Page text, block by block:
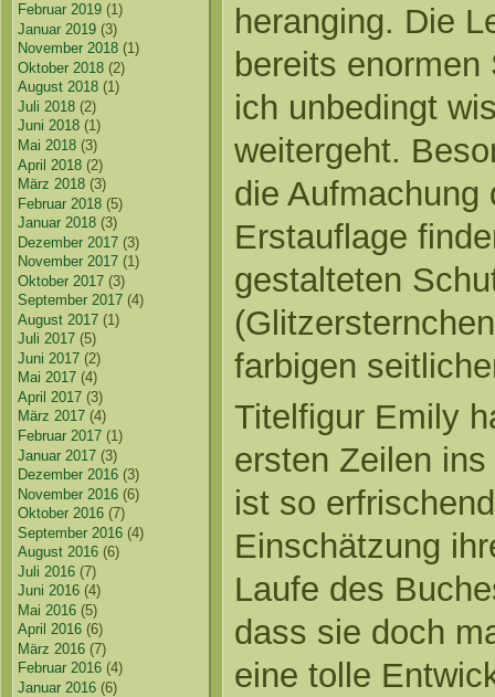
Februar 2019 (1)
Januar 2019 (3)
November 2018 (1)
Oktober 2018 (2)
August 2018 (1)
Juli 2018 (2)
Juni 2018 (1)
Mai 2018 (3)
April 2018 (2)
März 2018 (3)
Februar 2018 (5)
Januar 2018 (3)
Dezember 2017 (3)
November 2017 (1)
Oktober 2017 (3)
September 2017 (4)
August 2017 (1)
Juli 2017 (5)
Juni 2017 (2)
Mai 2017 (4)
April 2017 (3)
März 2017 (4)
Februar 2017 (1)
Januar 2017 (3)
Dezember 2016 (3)
November 2016 (6)
Oktober 2016 (7)
September 2016 (4)
August 2016 (6)
Juli 2016 (7)
Juni 2016 (4)
Mai 2016 (5)
April 2016 (6)
März 2016 (7)
Februar 2016 (4)
Januar 2016 (6)
heranging. Die
bereits
ich unbedingt
weitergeht.
die Aufmachung
Erstauflage
gestalteten
farbigen
Titelfigur Emily
ersten Zeilen
ist so
Einschätzung
Laufe des
dass sie doch
eine tolle